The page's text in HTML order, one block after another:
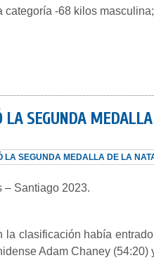
categoría -68 kilos
LA SEGUNDA
– Santiago 2023.
la clasificación había
Adam Chaney